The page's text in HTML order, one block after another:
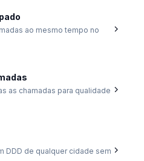
ao mesmo tempo no
as chamadas para qualidade
DDD de qualquer cidade sem